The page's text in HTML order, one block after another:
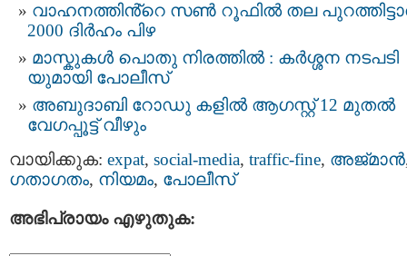
വാഹനത്തിൻ്റെ സൺ റൂഫിൽ തല
2000 ദിർഹം പിഴ
മാസ്കുകള്‍ പൊതു നിരത്തില്‍ : കര്‍ശ്ശന നടപടി
യുമായി പോലീസ്
അബുദാബി റോഡു കളിൽ ആഗസ്റ്റ് 12 മുതല്‍
വേഗപ്പൂട്ട് വീഴും
വായിക്കുക: expat, social-media, traffic-fine, അജ്മാന്‍
ഗതാഗതം, നിയമം, പോലീസ്
അഭിപ്രായം എഴുതുക: